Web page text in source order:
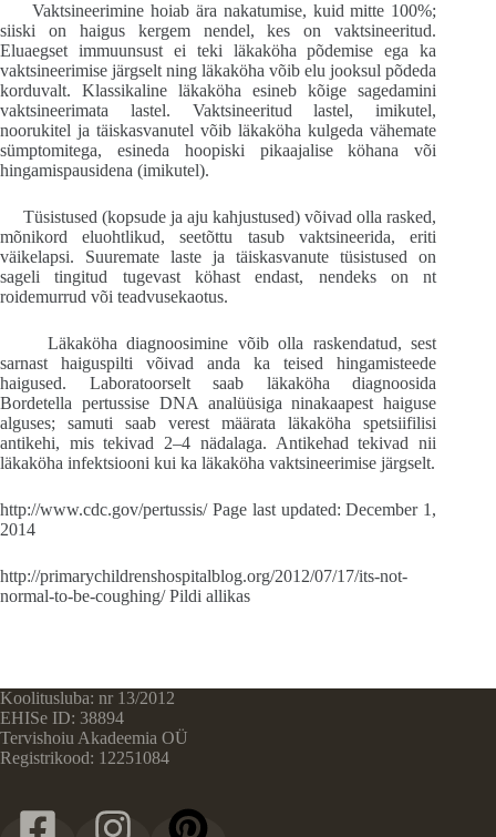
Vaktsineerimine hoiab ära nakatumise, kuid mitte 100%;
siiski on haigus kergem nendel, kes on vaktsineeritud.
Eluaegset immuunsust ei teki läkaköha põdemise ega ka
vaktsineerimise järgselt ning läkaköha võib elu jooksul põdeda
korduvalt. Klassikaline läkaköha esineb kõige sagedamini
vaktsineerimata lastel. Vaktsineeritud lastel, imikutel,
noorukitel ja täiskasvanutel võib läkaköha kulgeda vähemate
sümptomitega, esineda hoopiski pikaajalise köhana või
hingamispausidena (imikutel).
Tüsistused (kopsude ja aju kahjustused) võivad olla rasked,
mõnikord eluohtlikud, seetõttu tasub vaktsineerida, eriti
väikelapsi. Suuremate laste ja täiskasvanute tüsistused on
sageli tingitud tugevast köhast endast, nendeks on nt
roidemurrud või teadvusekaotus.
Läkaköha diagnoosimine võib olla raskendatud, sest
sarnast haiguspilti võivad anda ka teised hingamisteede
haigused. Laboratoorselt saab läkaköha diagnoosida
Bordetella pertussise DNA analüüsiga ninakaapest haiguse
alguses; samuti saab verest määrata läkaköha spetsiifilisi
antikehi, mis tekivad 2–4 nädalaga. Antikehad tekivad nii
läkaköha infektsiooni kui ka läkaköha vaktsineerimise järgselt.
http://www.cdc.gov/pertussis/ Page last updated: December 1,
2014
http://primarychildrenshospitalblog.org/2012/07/17/its-not-
normal-to-be-coughing/ Pildi allikas
Koolitusluba: nr 13/2012
EHISe ID: 38894
Tervishoiu Akadeemia OÜ
Registrikood: 12251084